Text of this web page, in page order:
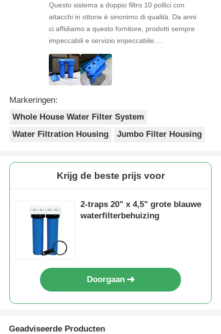
Questo sistema a doppio filtro 10 pollici con
attacchi in ottone è sinonimo di qualità. Da anni
ci affidiamo a questo fornitore, prodotti sempre
impeccabili e servizio impeccabile.
Consigliatissimo a chi cerca stabilità e
professionalità.
Markeringen:
Whole House Water Filter System
Water Filtration Housing
Jumbo Filter Housing
Krijg de beste prijs voor
2-traps 20" x 4,5" grote blauwe
waterfilterbehuizing
Doorgaan
Geadviseerde Producten